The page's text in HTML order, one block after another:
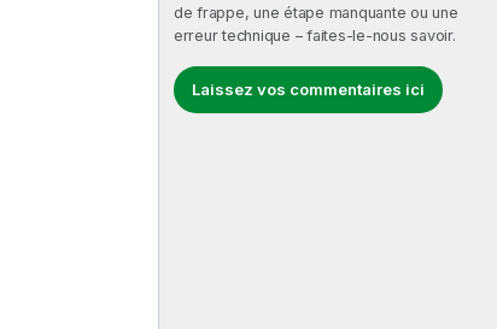
de frappe, une étape manquante ou une
erreur technique – faites-le-nous savoir.
Laissez vos commentaires ici